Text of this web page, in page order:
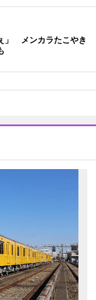
」 メンカラたこやき